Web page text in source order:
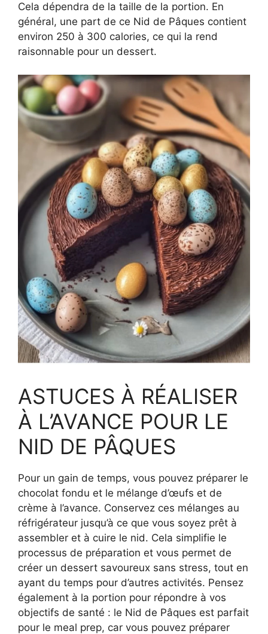
Cela dépendra de la taille de la portion. En
général, une part de ce Nid de Pâques contient
environ 250 à 300 calories, ce qui la rend
raisonnable pour un dessert.
ASTUCES À RÉALISER
À L’AVANCE POUR LE
NID DE PÂQUES
Pour un gain de temps, vous pouvez préparer le
chocolat fondu et le mélange d’œufs et de
crème à l’avance. Conservez ces mélanges au
réfrigérateur jusqu’à ce que vous soyez prêt à
assembler et à cuire le nid. Cela simplifie le
processus de préparation et vous permet de
créer un dessert savoureux sans stress, tout en
ayant du temps pour d’autres activités. Pensez
également à la portion pour répondre à vos
objectifs de santé : le Nid de Pâques est parfait
pour le meal prep, car vous pouvez préparer